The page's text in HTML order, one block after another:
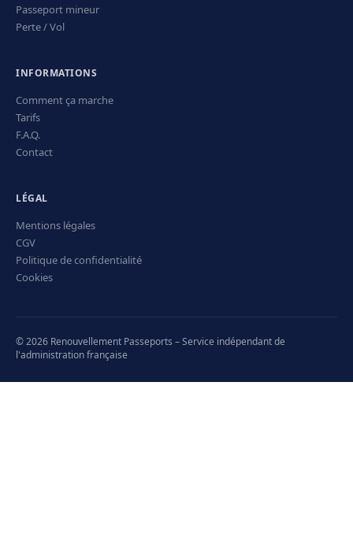
Passeport mineur
Perte / Vol
INFORMATIONS
Comment ça marche
Tarifs
F.A.Q.
Contact
LÉGAL
Mentions légales
CGV
Politique de confidentialité
Cookies
© 2026 Renouvellement Passeports – Service indépendant de
l'administration française